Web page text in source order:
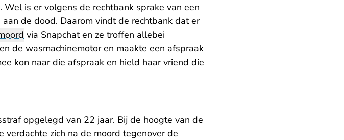
is er volgens de rechtbank sprake van een
de dood. Daarom vindt de rechtbank dat er
via Snapchat en ze troffen allebei
de wasmachinemotor en maakte een afspraak
kon naar die afspraak en hield haar vriend die
opgelegd van 22 jaar. Bij de hoogte van de
zich na de moord tegenover de